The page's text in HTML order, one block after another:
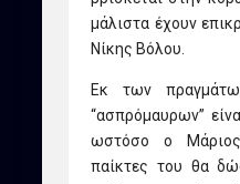
μάλιστα έχουν
Νίκης Βόλου.
Εκ των
“ασπρόμαυρων”
ωστόσο ο
παίκτες του θα